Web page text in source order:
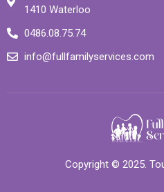
1410 Waterloo
0486.08.75.74
info@fullfamilyservices.com
Copyright © 2025.